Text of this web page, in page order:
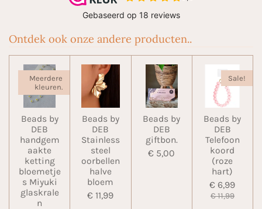
Ontdek ook onze andere producten..
Meerdere
kleuren.
Beads by
DEB
handgem
aakte
ketting
bloemetje
s Miyuki
glaskrale
n
Beads by
DEB
Stainless
steel
oorbellen
halve
bloem
€ 11,99
Beads by
DEB
giftbon.
€ 5,00
Sale!
Beads by
DEB
Telefoon
koord
(roze
hart)
€ 6,99
€ 11,99